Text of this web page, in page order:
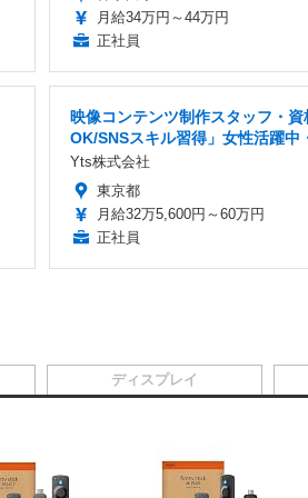
月給34万円～44万円
正社員
映像コンテンツ制作スタッフ・
OK/SNSスキル習得」女性活躍中
Yts株式会社
東京都
月給32万5,600円～60万円
正社員
ディスプレイ